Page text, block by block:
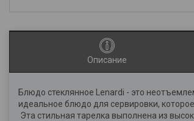
Описание
Блюдо стеклянное Lenardi - это
идеальное блюдо для сервировки,
Эта стильная тарелка выполнена из